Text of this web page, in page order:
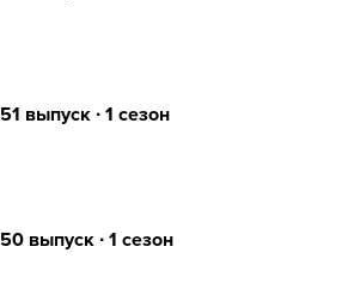
51 выпуск ∙ 1 сезон
50 выпуск ∙ 1 сезон